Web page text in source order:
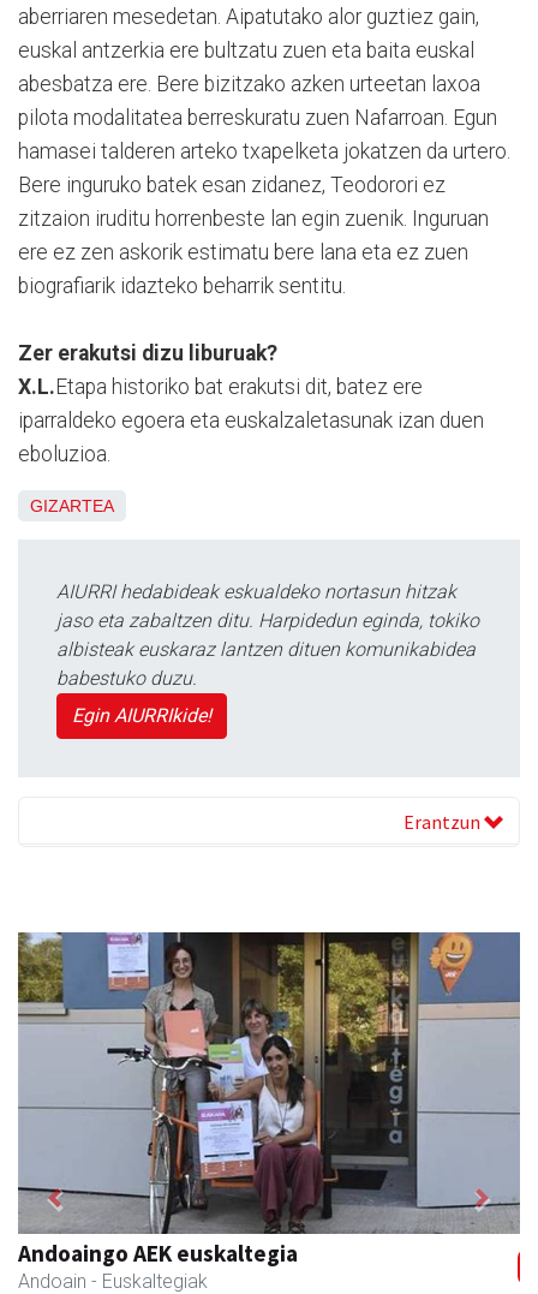
aberriaren mesedetan. Aipatutako alor guztiez gain,
euskal antzerkia ere bultzatu zuen eta baita euskal
abesbatza ere. Bere bizitzako azken urteetan laxoa
pilota modalitatea berreskuratu zuen Nafarroan. Egun
hamasei talderen arteko txapelketa jokatzen da urtero.
Bere inguruko batek esan zidanez, Teodorori ez
zitzaion iruditu horrenbeste lan egin zuenik. Inguruan
ere ez zen askorik estimatu bere lana eta ez zuen
biografiarik idazteko beharrik sentitu.
Zer erakutsi dizu liburuak?
X.L.Etapa historiko bat erakutsi dit, batez ere
iparraldeko egoera eta euskalzaletasunak izan duen
eboluzioa.
GIZARTEA
AIURRI hedabideak eskualdeko nortasun hitzak
jaso eta zabaltzen ditu. Harpidedun eginda, tokiko
albisteak euskaraz lantzen dituen komunikabidea
babestuko duzu.
Egin AIURRIkide!
Erantzun
Andoaingo AEK euskaltegia
Andoain - Euskaltegiak
Previous Next